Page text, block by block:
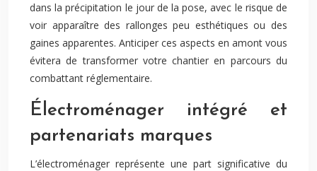
dans la précipitation le jour de la pose, avec le risque de
voir apparaître des rallonges peu esthétiques ou des
gaines apparentes. Anticiper ces aspects en amont vous
évitera de transformer votre chantier en parcours du
combattant réglementaire.
Électroménager intégré et
partenariats marques
L’électroménager représente une part significative du